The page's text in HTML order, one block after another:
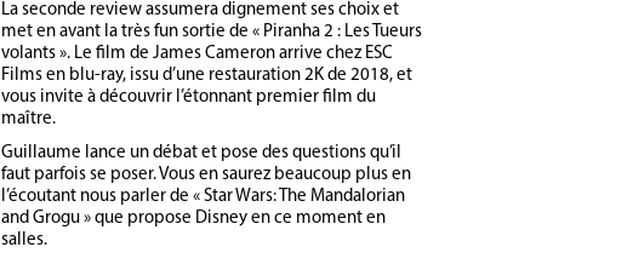
La seconde review assumera dignement ses choix et
met en avant la très fun sortie de « Piranha 2 : Les Tueurs
volants ». Le film de James Cameron arrive chez ESC
Films en blu-ray, issu d’une restauration 2K de 2018, et
vous invite à découvrir l’étonnant premier film du
maître.
Guillaume lance un débat et pose des questions qu’il
faut parfois se poser. Vous en saurez beaucoup plus en
l’écoutant nous parler de « Star Wars: The Mandalorian
and Grogu » que propose Disney en ce moment en
salles.